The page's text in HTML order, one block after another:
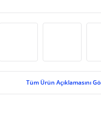
Tüm Ürün Açıklamasını